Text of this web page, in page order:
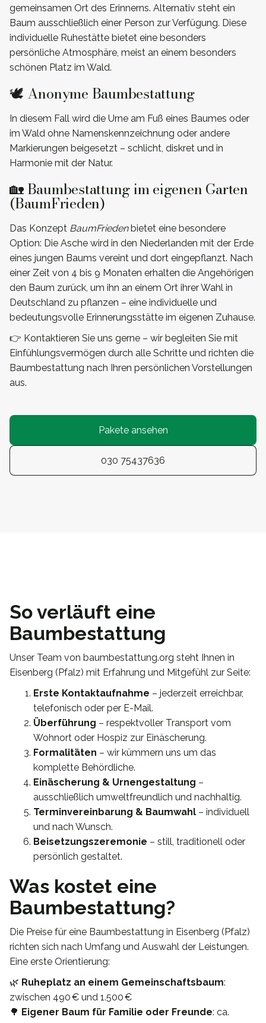
gemeinsamen Ort des Erinnerns. Alternativ steht ein
Baum ausschließlich einer Person zur Verfügung. Diese
individuelle Ruhestätte bietet eine besonders
persönliche Atmosphäre, meist an einem besonders
schönen Platz im Wald.
🕊️ Anonyme Baumbestattung
In diesem Fall wird die Urne am Fuß eines Baumes oder
im Wald ohne Namenskennzeichnung oder andere
Markierungen beigesetzt – schlicht, diskret und in
Harmonie mit der Natur.
🏡 Baumbestattung im eigenen Garten
(BaumFrieden)
Das Konzept BaumFriedenbietet eine besondere
Option: Die Asche wird in den Niederlanden mit der Erde
eines jungen Baums vereint und dort eingepflanzt. Nach
einer Zeit von 4 bis 9 Monaten erhalten die Angehörigen
den Baum zurück, um ihn an einem Ort ihrer Wahl in
Deutschland zu pflanzen – eine individuelle und
bedeutungsvolle Erinnerungsstätte im eigenen Zuhause.
👉 Kontaktieren Sie uns gerne – wir begleiten Sie mit
Einfühlungsvermögen durch alle Schritte und richten die
Baumbestattung nach Ihren persönlichen Vorstellungen
aus.
Pakete ansehen
030 75437636
So verläuft eine
Baumbestattung
Unser Team von baumbestattung.org steht Ihnen in
Eisenberg (Pfalz) mit Erfahrung und Mitgefühl zur Seite:
Erste Kontaktaufnahme – jederzeit erreichbar,
telefonisch oder per E-Mail.
Überführung – respektvoller Transport vom
Wohnort oder Hospiz zur Einäscherung.
Formalitäten – wir kümmern uns um das
komplette Behördliche.
Einäscherung & Urnengestaltung –
ausschließlich umweltfreundlich und nachhaltig.
Terminvereinbarung & Baumwahl – individuell
und nach Wunsch.
Beisetzungszeremonie – still, traditionell oder
persönlich gestaltet.
Was kostet eine
Baumbestattung?
Die Preise für eine Baumbestattung in Eisenberg (Pfalz)
richten sich nach Umfang und Auswahl der Leistungen.
Eine erste Orientierung:
🌿 Ruheplatz an einem Gemeinschaftsbaum:
zwischen 490 € und 1.500 €
🌳 Eigener Baum für Familie oder Freunde: ca.